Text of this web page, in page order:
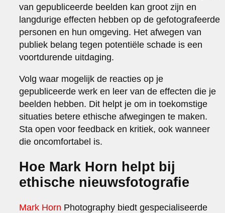
van gepubliceerde beelden kan groot zijn en
langdurige effecten hebben op de gefotografeerde
personen en hun omgeving. Het afwegen van
publiek belang tegen potentiële schade is een
voortdurende uitdaging.
Volg waar mogelijk de reacties op je
gepubliceerde werk en leer van de effecten die je
beelden hebben. Dit helpt je om in toekomstige
situaties betere ethische afwegingen te maken.
Sta open voor feedback en kritiek, ook wanneer
die oncomfortabel is.
Hoe Mark Horn helpt bij
ethische nieuwsfotografie
Mark Horn Photography biedt gespecialiseerde